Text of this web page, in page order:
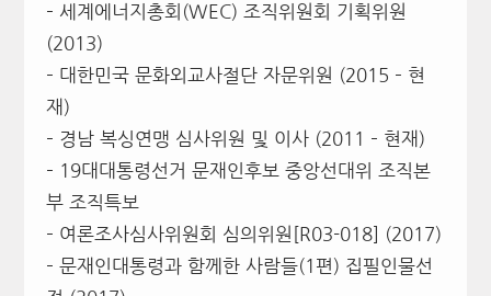
– 세계에너지총회(WEC) 조직위원회 기획위원
(2013)
– 대한민국 문화외교사절단 자문위원 (2015 – 현
재)
– 경남 복싱연맹 심사위원 및 이사 (2011 – 현재)
– 19대대통령선거 문재인후보 중앙선대위 조직본
부 조직특보
– 여론조사심사위원회 심의위원[R03-018] (2017)
– 문재인대통령과 함께한 사람들(1편) 집필인물선